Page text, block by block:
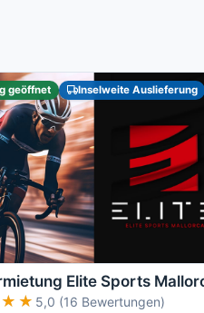
geöffnet Inselweite Auslieferung
Elite Sports
5,0 (16 Bewertungen)